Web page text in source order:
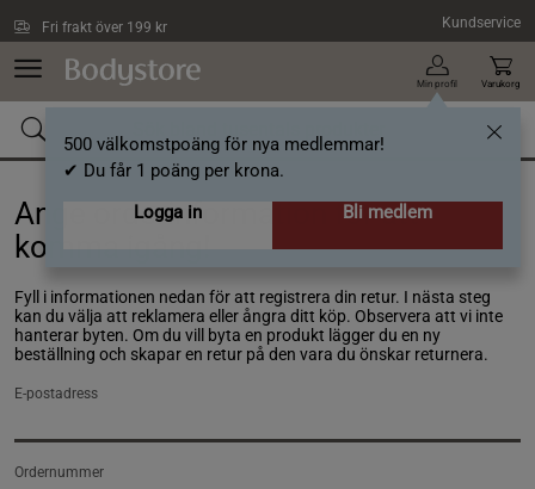
Fri frakt över 199 kr Kundservice
Min profil
500 välkomstpoäng för nya medlemmar!
✔ Du får 1 poäng per krona.
Logga in
Bli medlem
Varukorg
Ange orderinformation för att
komma igång!
Fyll i informationen nedan för att registrera din retur. I nästa steg
kan du välja att reklamera eller ångra ditt köp. Observera att vi inte
hanterar byten. Om du vill byta en produkt lägger du en ny
beställning och skapar en retur på den vara du önskar returnera.
E-postadress
Ordernummer